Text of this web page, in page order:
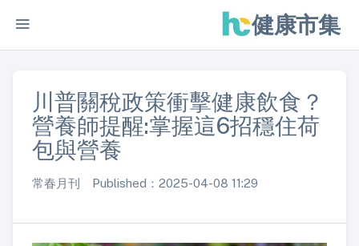
健康市集
川普關稅政策衝擊健康飲食？
營養師提醒:掌握這6招穩住荷
包與營養
常春月刊 Published：2025-04-08 11:29